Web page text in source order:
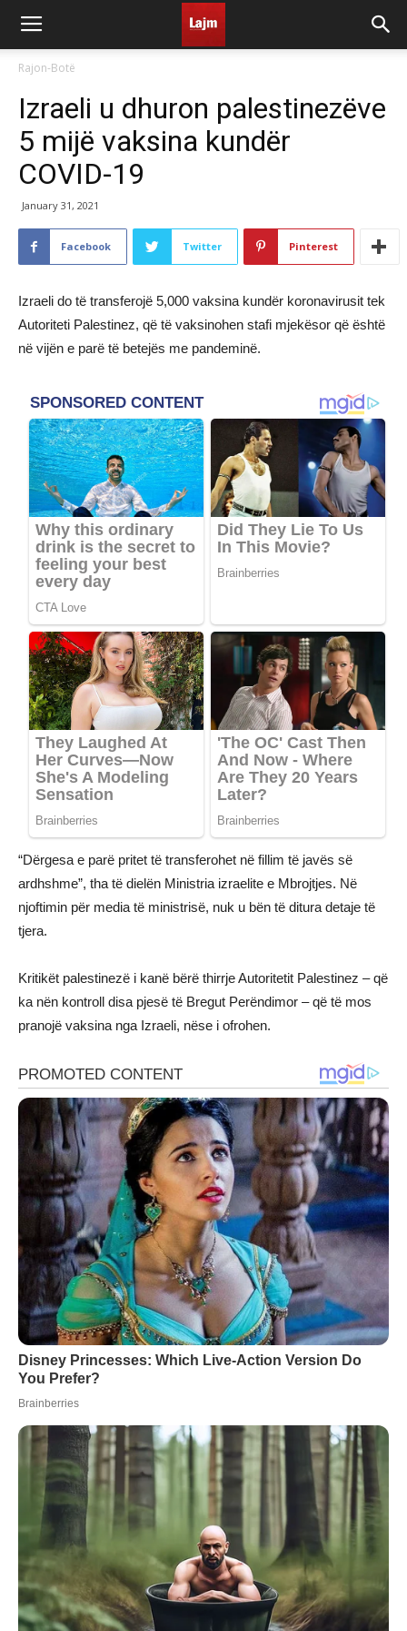
Rajon-Botë
Izraeli u dhuron palestinezëve
5 mijë vaksina kundër
COVID-19
January 31, 2021
Facebook Twitter Pinterest
Izraeli do të transferojë 5,000 vaksina kundër koronavirusit tek
Autoriteti Palestinez, që të vaksinohen stafi mjekësor që është
në vijën e parë të betejës me pandeminë.
“Dërgesa e parë pritet të transferohet në fillim të javës së
ardhshme”, tha të dielën Ministria izraelite e Mbrojtjes. Në
njoftimin për media të ministrisë, nuk u bën të ditura detaje të
tjera.
Kritikët palestinezë i kanë bërë thirrje Autoritetit Palestinez – që
ka nën kontroll disa pjesë të Bregut Perëndimor – që të mos
pranojë vaksina nga Izraeli, nëse i ofrohen.